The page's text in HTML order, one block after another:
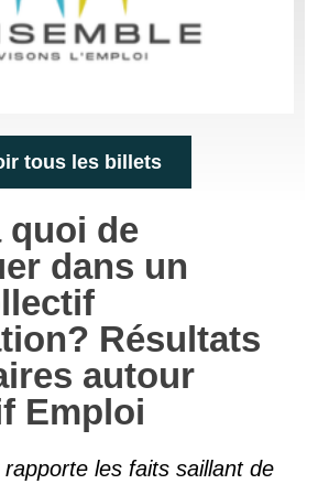
tous les billets
quoi de
dans un
Résultats
autour
Emploi
rapporte les faits saillant de